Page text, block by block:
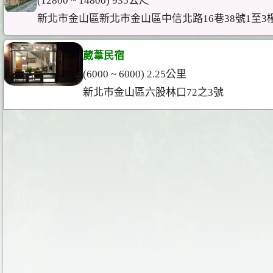
新北市金山區新北市金山區中信北路16巷38號1至3
葳葦民宿
(6000 ~ 6000) 2.25公里
新北市金山區六股林口72之3號